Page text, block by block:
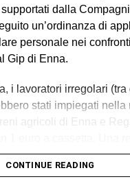
dalla
un’ordinanza di
personale nei
Gip di Enna.
i lavoratori irregolari
stati impiegati nella
agricoli di Enna e
e sproporzionata
di circa 70 ore
CONTINUE READING